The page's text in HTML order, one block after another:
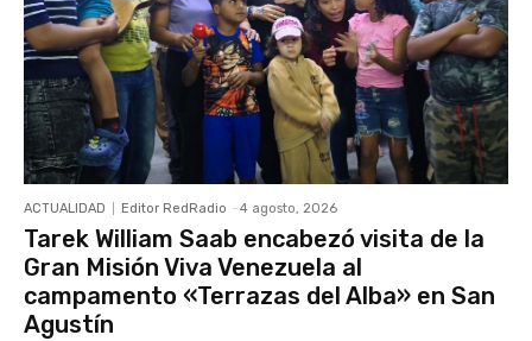
ACTUALIDAD Editor RedRadio - 4 agosto, 2026
Tarek William Saab encabezó visita de la
Gran Misión Viva Venezuela al
campamento «Terrazas del Alba» en San
Agustín